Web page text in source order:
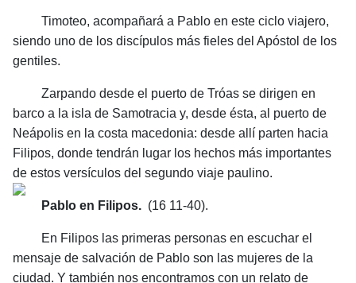
Timoteo, acompañará a Pablo en este ciclo viajero,
siendo uno de los discípulos más fieles del Apóstol de los
gentiles.
Zarpando desde el puerto de Tróas se dirigen en
barco a la isla de Samotracia y, desde ésta, al puerto de
Neápolis en la costa macedonia: desde allí parten hacia
Filipos, donde tendrán lugar los hechos más importantes
de estos versículos del segundo viaje paulino.
Pablo en Filipos. (16 11-40).
En Filipos las primeras personas en escuchar el
mensaje de salvación de Pablo son las mujeres de la
ciudad. Y también nos encontramos con un relato de